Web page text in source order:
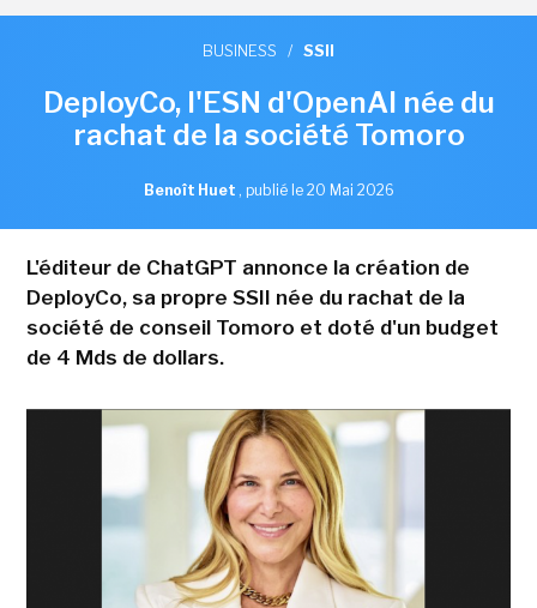
BUSINESS / SSII
DeployCo, l'ESN d'OpenAI née du
rachat de la société Tomoro
Benoît Huet , publié le 20 Mai 2026
L'éditeur de ChatGPT annonce la création de
DeployCo, sa propre SSII née du rachat de la
société de conseil Tomoro et doté d'un budget
de 4 Mds de dollars.